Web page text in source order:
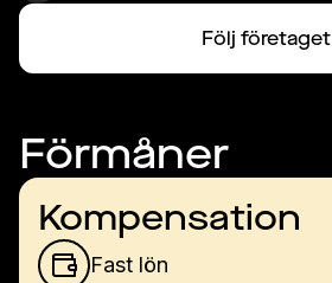
Följ företaget
Förmåner
Kompensation
Fast lön